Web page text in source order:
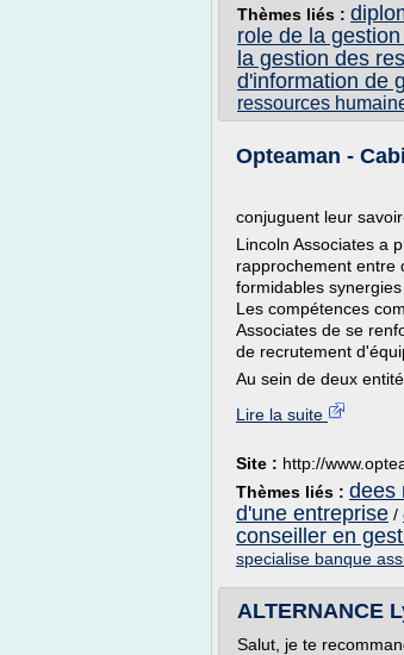
Thèmes liés :
role de la
la gestion des
d'information de
ressources
Opteaman -
conjuguent leur
Lincoln Associates a
rapprochement entre
formidables
Les compétences
Associates de se
de recrutement
Au sein de deux
Lire la suite
Site : http://
Thèmes liés : dees
d'une entreprise /
conseiller en
specialise banque
ALTERNANCE
Salut, je te